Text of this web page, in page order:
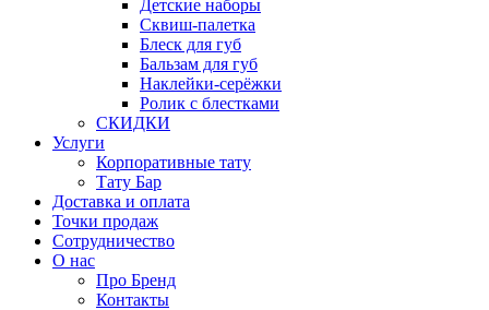
Детские наборы
Сквиш-палетка
Блеск для губ
Бальзам для губ
Наклейки-серёжки
Ролик с блестками
СКИДКИ
Услуги
Корпоративные тату
Тату Бар
Доставка и оплата
Точки продаж
Сотрудничество
О нас
Про Бренд
Контакты